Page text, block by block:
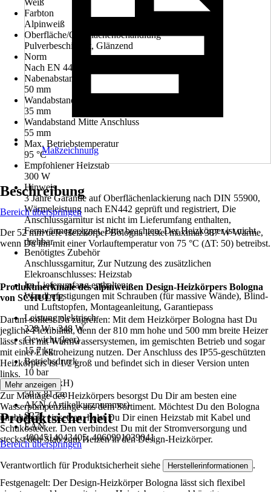
Weiß
Farbton
Alpinweiß
Oberfläche/Oberflächenbehandlung
Pulverbeschichtet, Glänzend
Norm
Nach EN 442
Nabenabstand
50 mm
Wandabstand
35 mm
Wandabstand Mitte Anschluss
55 mm
Max. Betriebstemperatur
95 °C
Empfohlener Heizstab
300 W
Hinweis
3 Jahre Garantie auf Oberflächenlackierung nach DIN 55900,
Wärmeleistung nach EN442 geprüft und registriert, Die
Anschlussgarnitur ist nicht im Lieferumfang enthalten,
Fernwärmegeeignet, Bitte beachten: Der Heizkörper ist nicht
drehbar.
Benötigtes Zubehör
Anschlussgarnitur, Zur Nutzung des zusätzlichen
Elekroanschlusses: Heizstab
Im Lieferumfang enthalten
Wandbefestigungen mit Schrauben (für massive Wände), Blind-
und Luftstopfen, Montageanleitung, Garantiepass
Leistung elektrisch
328 W - 348 W
Gewicht (leer)
15,7 kg
Betriebsdruck
10 bar
Maße (BxH)
50 x 81 cm
AKN (Artikelkurznummer)
S27J
EAN
4004514043405, 4060991039041
Maßzeichnung
Beschreibung
Bereich überspringen
Der 52 mm tiefe Heizkörper Bologna leistet maximal 387 W Wärme,
wenn Du ihn mit einer Vorlauftemperatur von 75 °C (ΔT: 50) betreibst.
Produktmerkmale des alpinweißen Design-Heizkörpers Bologna
von SCHULTE
Darum solltest Du zugreifen: Mit dem Heizkörper Bologna hast Du
jegliche Flexibilität, denn der 810 mm hohe und 500 mm breite Heizer
lässt sich mit Warmwassersystemen, im gemischten Betrieb und sogar
mit einer Elektroheizung nutzen. Der Anschluss des IP55-geschützten
Heizkörpers ist 1/2 groß und befindet sich in dieser Version unten
links.
Zur Montage des Heizkörpers besorgst Du Dir am besten eine
Wasserpumpenzange aus dem Sortiment. Möchtest Du den Bologna
unabhängig einsetzen, holst Du Dir einen Heizstab mit Kabel und
Schukostecker. Den verbindest Du mit der Stromversorgung und
steckst den Stab zum Heizen in den Design-Heizkörper.
Festgenagelt: Der Design-Heizkörper Bologna lässt sich flexibel
Mehr anzeigen
Produktsicherheit
Bereich überspringen
Verantwortlich für Produktsicherheit siehe Herstellerinformationen .